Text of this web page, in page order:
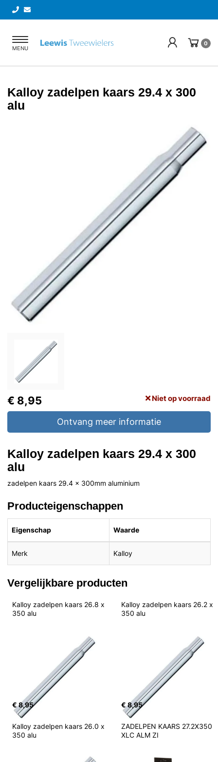
Toggle
navigation
MENU
0
Kalloy zadelpen kaars 29.4 x 300
alu
€ 8,95 Niet op voorraad
Ontvang meer informatie
Kalloy zadelpen kaars 29.4 x 300
alu
zadelpen kaars 29.4 x 300mm aluminium
Producteigenschappen
Eigenschap Waarde
Merk Kalloy
Vergelijkbare producten
Kalloy zadelpen kaars 26.8 x
350 alu
€ 8,95
Kalloy zadelpen kaars 26.2 x
350 alu
€ 8,95
Kalloy zadelpen kaars 26.0 x
350 alu
ZADELPEN KAARS 27.2X350
XLC ALM ZI